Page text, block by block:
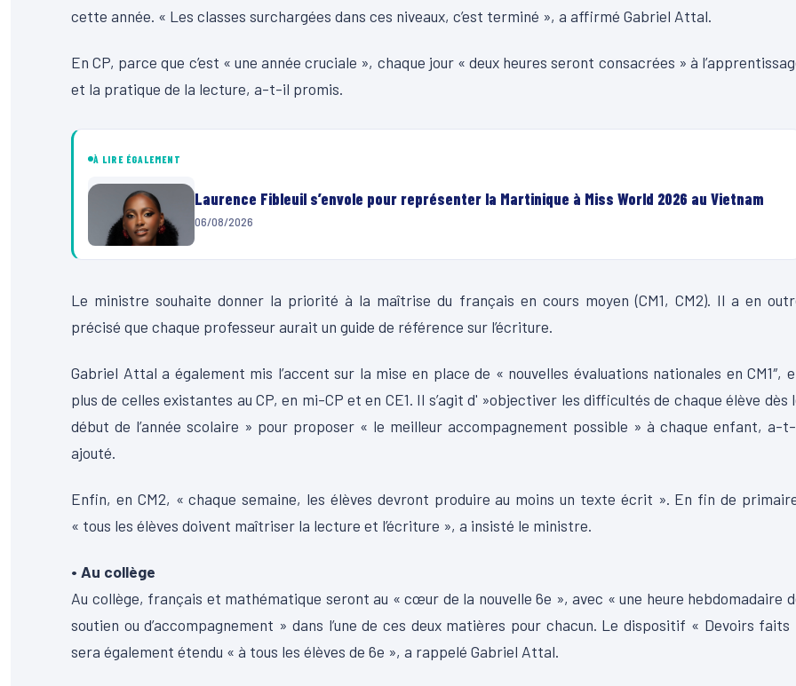
cette année. « Les classes surchargées dans ces niveaux, c’est terminé », a affirmé Gabriel Attal.
En CP, parce que c’est « une année cruciale », chaque jour « deux heures seront consacrées » à
et la pratique de la lecture, a-t-il promis.
À LIRE ÉGALEMENT
Laurence Fibleuil s’envole pour représenter la Martinique à Miss World 2026 au Vietnam
06/08/2026
Le ministre souhaite donner la priorité à la maîtrise du français en cours moyen (CM1, CM2). Il a en
précisé que chaque professeur aurait un guide de référence sur l’écriture.
Gabriel Attal a également mis l’accent sur la mise en place de « nouvelles évaluations nationales en CM1″,
plus de celles existantes au CP, en mi-CP et en CE1. Il s’agit d' »objectiver les difficultés de chaque élève dès
début de l’année scolaire » pour proposer « le meilleur accompagnement possible » à chaque enfant, a-
ajouté.
Enfin, en CM2, « chaque semaine, les élèves devront produire au moins un texte écrit ». En fin de
« tous les élèves doivent maîtriser la lecture et l’écriture », a insisté le ministre.
• Au collège
Au collège, français et mathématique seront au « cœur de la nouvelle 6e », avec « une heure hebdomadaire
soutien ou d’accompagnement » dans l’une de ces deux matières pour chacun. Le dispositif « Devoirs faits
sera également étendu « à tous les élèves de 6e », a rappelé Gabriel Attal.